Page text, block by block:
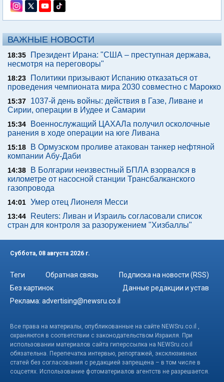
ВАЖНЫЕ НОВОСТИ
18:35
Президент Ирана: "США – преступная держава,
несмотря на переговоры"
18:23
Политики призывают Испанию отказаться от
проведения чемпионата мира 2030 совместно с Марокко
15:37
1037-й день войны: действия в Газе, Ливане и
Сирии, операции в Иудее и Самарии
15:34
Военнослужащий ЦАХАЛа получил осколочные
ранения в ходе операции на юге Ливана
15:18
В Ормузском проливе атакован танкер нефтяной
компании Абу-Даби
14:38
В Болгарии неизвестный БПЛА взорвался в
километре от насосной станции Трансбалканского
газопровода
14:01 Умер отец Лионеля Месси
13:44
Reuters: Ливан и Израиль согласовали список
стран для контроля за разоружением "Хизбаллы"
Суббота, 08 августа 2026 г.
Теги Обратная связь
Подписка на новости (RSS)
Без картинок
Данные редакции и устав
Реклама: advertising@newsru.co.il
Все права на материалы, опубликованные на сайте NEWSru.co.il ,
охраняются в соответствии с законодательством Израиля. При
использовании материалов сайта гиперссылка на NEWSru.co.il
обязательна. Перепечатка интервью, репортажей, эксклюзивных
статей без согласования с редакцией запрещена – в том числе в
соцсетях. Использование фотоматериалов агентств не разрешается.